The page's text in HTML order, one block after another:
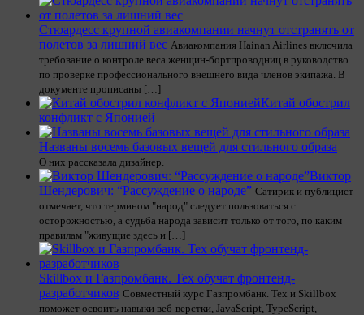
Стюардесс крупной авиакомпании начнут отстранять от
полетов за лишний вес Авиакомпания Hainan Airlines включила
требование о контроле веса женщин-бортпроводниц в руководство
по проверке профессионального внешнего вида членов экипажа. В
документе прописаны […]
Китай обострил
конфликт с Японией
Названы восемь базовых вещей для стильного образа
О них рассказала дизайнер.
Виктор
Шендерович: “Рассуждение о народе” Сатирик и публицист
отмечает, что термином "народ" следует пользоваться с
осторожностью, а судьба народа зависит только от того, по каким
правилам "живущие здесь и […]
Skillbox и Газпромбанк. Тех обучат фронтенд-
разработчиков Совместный курс Газпромбанк. Тех и Skillbox
поможет освоить навыки веб-верстки, JavaScript, TypeScript,